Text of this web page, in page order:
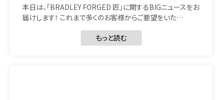
本日は、「BRADLEY FORGED 匠」に関するBIGニュースをお
届けします！ これまで多くのお客様からご要望をいた…
もっと読む